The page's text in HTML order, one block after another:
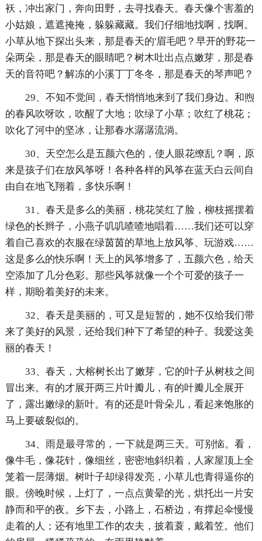
袄，冲出家门，奔向田野，去寻找春天。春天像个害羞的
小姑娘，遮遮掩掩，躲躲藏藏。我们仔细地找啊，找啊。
小草从地下探出头来，那是春天的'眉毛吧？早开的野花一
朵两朵，那是春天的眼睛吧？树木吐出点点嫩芽，那是春
天的音符吧？解冻的小溪丁丁冬冬，那是春天的琴声吧？
29、不知不觉间，春天悄悄地来到了我们身边。和煦
的春风吹呀吹，吹醒了大地；吹绿了小草；吹红了桃花；
吹化了河中的坚冰，让那春水潺潺流淌。
30、天空怎么是五颜六色的，使人眼花缭乱？啊，原
来是孩子们在放风筝呀！各种各样的风筝在蓝天白云间自
由自在地飞翔着，多快乐啊！
31、春天是多么的美丽，桃花笑红了脸，柳枝摇摆着
绿色的长辫子，小燕子叽叽喳喳地唱着……我们还可以穿
着自己喜欢的衣服在绿茵茵的草地上放风筝、玩游戏……
这是多么的快乐啊！天上的风筝增多了，五颜六色，给天
空添加了几分色彩。那些风筝就像一个个可爱的孩子一
样，期盼着美好的未来。
32、春天是美丽的，可又是短暂的，她不仅给我们带
来了美好的风景，还给我们种下了希望的种子。我爱这美
丽的春天！
33、春天，大榕树长出了嫩芽，它的叶子从树枝之间
冒出来。有的才展开两三片叶瓣儿，有的叶瓣儿全展开
了，露出嫩绿的新叶。有的还是叶骨朵儿，看起来饱胀的
马上要破裂似的。
34、雨是最寻常的，一下就是两三天。可别恼。看，
像牛毛，像花针，像细丝，密密地斜织着，人家屋顶上全
笼着一层薄烟。树叶子却绿得发亮，小草儿也青得逼你的
眼。傍晚时候，上灯了，一点点黄晕的光，烘托出一片安
静而和平的夜。乡下去，小路上，石桥边，有撑起伞慢慢
走着的人；还有地里工作的农夫，披着蓑，戴着笠。他们